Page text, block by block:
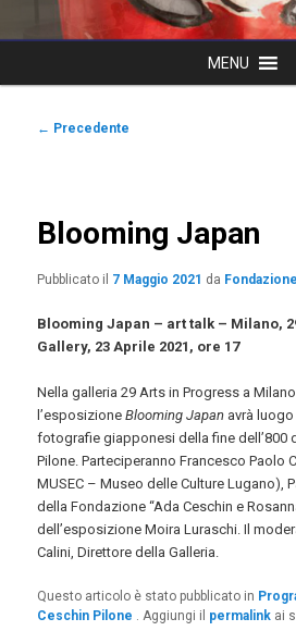
MENU
Navigazione
← Precedente
Blooming Japan
Pubblicato il 7 Maggio 2021 da
Blooming Japan – art talk – Milano,
Gallery, 23 Aprile 2021, ore 17
Nella galleria 29 Arts in Progress a
l’esposizioneBlooming Japan avrà
fotografie giapponesi della fine dell’800
Pilone. Parteciperanno Francesco Paolo
MUSEC – Museo delle Culture Lugano),
della Fondazione “Ada Ceschin e
dell’esposizione Moira Luraschi. Il
Calini, Direttore della Galleria.
Questo articolo è stato pubblicato in
Ceschin Pilone . Aggiungi il permalink ai